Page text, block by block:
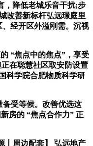
，降低老城乐音干扰;步
改善新标杆弘远璟庭里
经开区外溢刚需。沉视
“焦点中的焦点”，享受
在聪慧社区取安防设置
科学院合肥物质科学研
受等候。改善优选这
房的 “焦点合作力” 正
丨周边配套】 弘远地产